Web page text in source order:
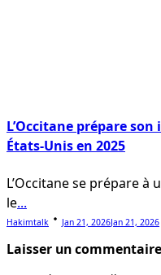
L’Occitane prépare
États-Unis en 2025
L’Occitane se prépare
le...
Hakimtalk Jan 21, 2026Jan 21, 2026
Laisser un commentaire